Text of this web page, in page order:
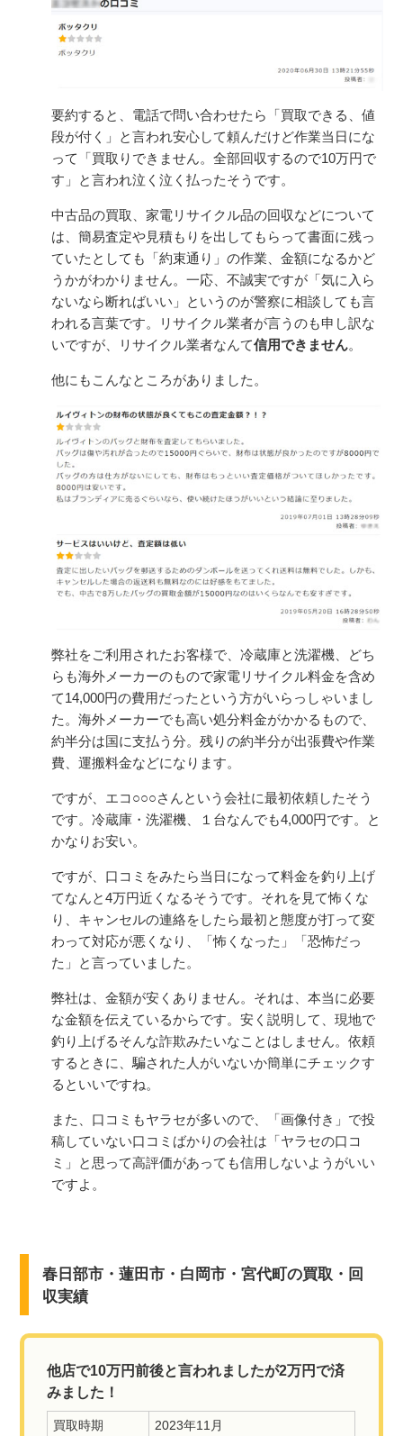
要約すると、電話で問い合わせたら「買取できる、値
段が付く」と言われ安心して頼んだけど作業当日にな
って「買取りできません。全部回収するので10万円で
す」と言われ泣く泣く払ったそうです。
中古品の買取、家電リサイクル品の回収などについて
は、簡易査定や見積もりを出してもらって書面に残っ
ていたとしても「約束通り」の作業、金額になるかど
うかがわかりません。一応、不誠実ですが「気に入ら
ないなら断ればいい」というのが警察に相談しても言
われる言葉です。リサイクル業者が言うのも申し訳な
いですが、リサイクル業者なんて信用できません。
他にもこんなところがありました。
弊社をご利用されたお客様で、冷蔵庫と洗濯機、どち
らも海外メーカーのもので家電リサイクル料金を含め
て14,000円の費用だったという方がいらっしゃいまし
た。海外メーカーでも高い処分料金がかかるもので、
約半分は国に支払う分。残りの約半分が出張費や作業
費、運搬料金などになります。
ですが、エコ○○○さんという会社に最初依頼したそう
です。冷蔵庫・洗濯機、１台なんでも4,000円です。と
かなりお安い。
ですが、口コミをみたら当日になって料金を釣り上げ
てなんと4万円近くなるそうです。それを見て怖くな
り、キャンセルの連絡をしたら最初と態度が打って変
わって対応が悪くなり、「怖くなった」「恐怖だっ
た」と言っていました。
弊社は、金額が安くありません。それは、本当に必要
な金額を伝えているからです。安く説明して、現地で
釣り上げるそんな詐欺みたいなことはしません。依頼
するときに、騙された人がいないか簡単にチェックす
るといいですね。
また、口コミもヤラセが多いので、「画像付き」で投
稿していない口コミばかりの会社は「ヤラセの口コ
ミ」と思って高評価があっても信用しないようがいい
ですよ。
春日部市・蓮田市・白岡市・宮代町の買取・回
収実績
他店で10万円前後と言われましたが2万円で済
みました！
買取時期
2023年11月